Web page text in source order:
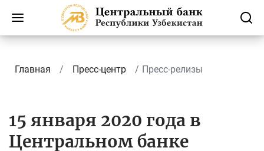
Главная Пресс-центр Пресс-релизы
15 января 2020 года в
Центральном банке